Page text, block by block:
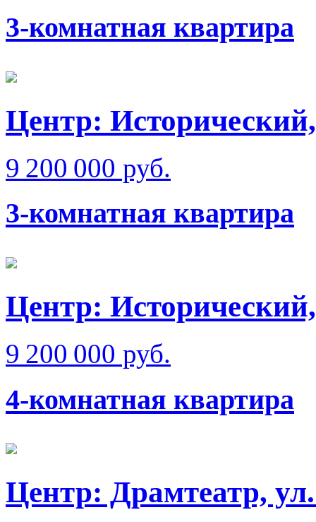
3-комнатная квартира
Центр:
9 200 000 руб.
3-комнатная квартира
Центр:
9 200 000 руб.
4-комнатная квартира
Центр: Драмтеатр,